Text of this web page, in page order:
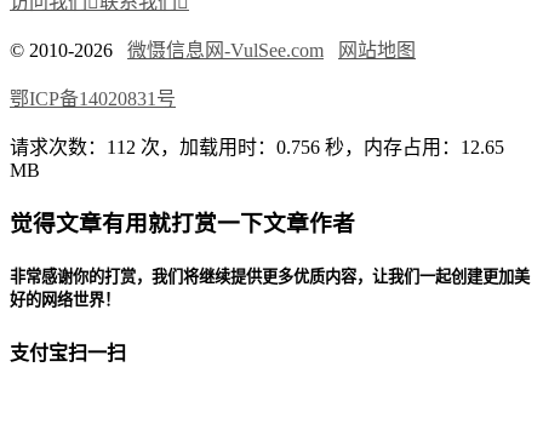
© 2010-2026 微慑信息网-VulSee.com 网站地图
鄂ICP备14020831号
请求次数：112 次，加载用时：0.756 秒，内存占用：12.65
MB
觉得文章有用就打赏一下文章作者
非常感谢你的打赏，我们将继续提供更多优质内容，让我们一起创建更加美
好的网络世界！
支付宝扫一扫